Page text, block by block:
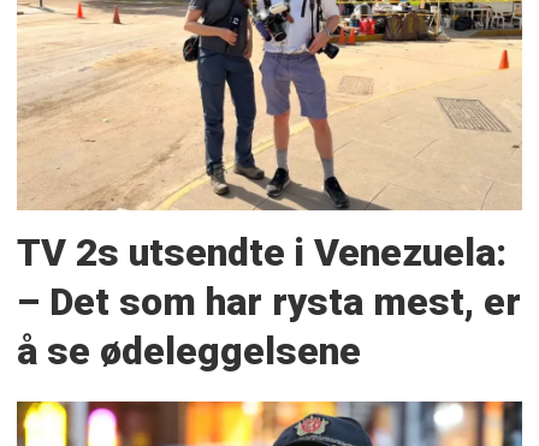
TV 2s utsendte i Venezuela:
– Det som har rysta mest, er
å se ødeleggelsene